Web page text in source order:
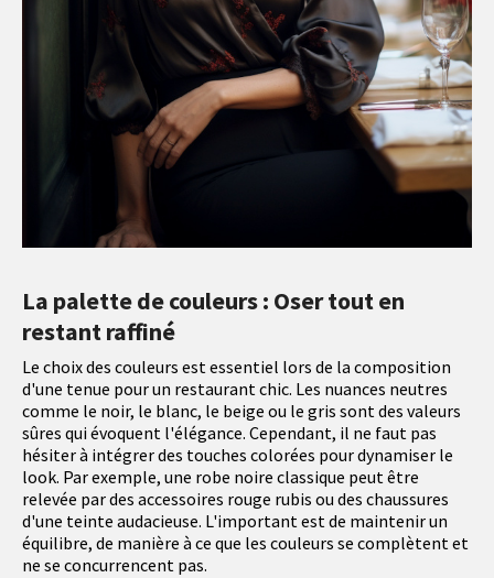
La palette de couleurs : Oser tout en
restant raffiné
Le choix des couleurs est essentiel lors de la composition
d'une tenue pour un restaurant chic. Les nuances neutres
comme le noir, le blanc, le beige ou le gris sont des valeurs
sûres qui évoquent l'élégance. Cependant, il ne faut pas
hésiter à intégrer des touches colorées pour dynamiser le
look. Par exemple, une robe noire classique peut être
relevée par des accessoires rouge rubis ou des chaussures
d'une teinte audacieuse. L'important est de maintenir un
équilibre, de manière à ce que les couleurs se complètent et
ne se concurrencent pas.